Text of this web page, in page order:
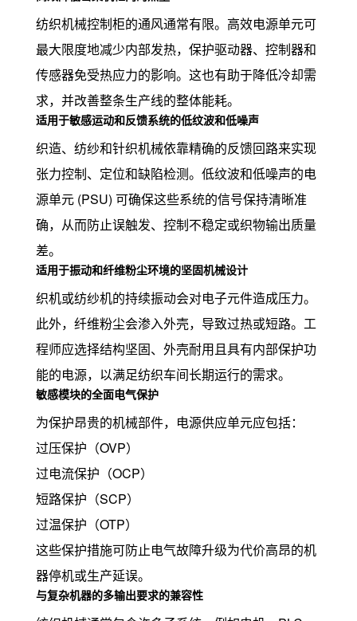
纺织机械控制柜的通风通常有限。高效电源单元可
最大限度地减少内部发热，保护驱动器、控制器和
传感器免受热应力的影响。这也有助于降低冷却需
求，并改善整条生产线的整体能耗。
适用于敏感运动和反馈系统的低纹波和低噪声
织造、纺纱和针织机械依靠精确的反馈回路来实现
张力控制、定位和缺陷检测。低纹波和低噪声的电
源单元 (PSU) 可确保这些系统的信号保持清晰准
确，从而防止误触发、控制不稳定或织物输出质量
差。
适用于振动和纤维粉尘环境的坚固机械设计
织机或纺纱机的持续振动会对电子元件造成压力。
此外，纤维粉尘会渗入外壳，导致过热或短路。工
程师应选择结构坚固、外壳耐用且具有内部保护功
能的电源，以满足纺织车间长期运行的需求。
敏感模块的全面电气保护
为保护昂贵的机械部件，电源供应单元应包括：
过压保护（OVP）
过电流保护（OCP）
短路保护（SCP）
过温保护（OTP）
这些保护措施可防止电气故障升级为代价高昂的机
器停机或生产延误。
与复杂机器的多输出要求的兼容性